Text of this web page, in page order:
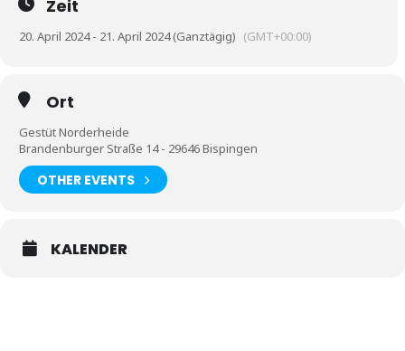
Zeit
20. April 2024 - 21. April 2024 (Ganztägig) (GMT+00:00)
Ort
Gestüt Norderheide
Brandenburger Straße 14 - 29646 Bispingen
OTHER EVENTS
KALENDER